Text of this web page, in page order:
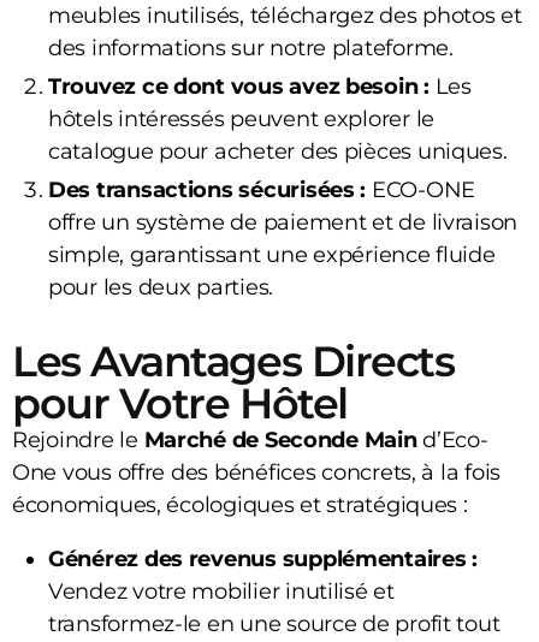
meubles inutilisés, téléchargez des photos et
des informations sur notre plateforme.
Trouvez ce dont vous avez besoin : Les
hôtels intéressés peuvent explorer le
catalogue pour acheter des pièces uniques.
Des transactions sécurisées : ECO-ONE
offre un système de paiement et de livraison
simple, garantissant une expérience fluide
pour les deux parties.
Les Avantages Directs
pour Votre Hôtel
Rejoindre le Marché de Seconde Maind’Eco-
One vous offre des bénéfices concrets, à la fois
économiques, écologiques et stratégiques :
Générez des revenus supplémentaires :
Vendez votre mobilier inutilisé et
transformez-le en une source de profit tout